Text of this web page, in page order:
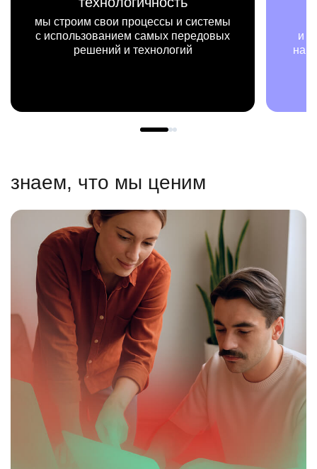
свои процессы и системы
самых передовых
решений и технологий
и примерах
нашей работы
знаем, что мы ценим